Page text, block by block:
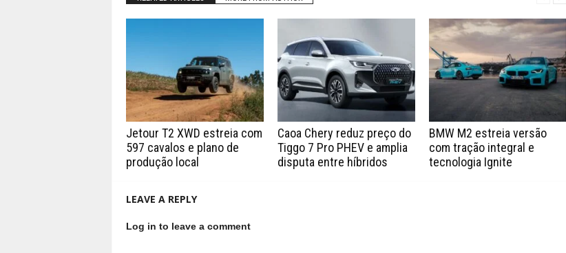
Jetour T2 XWD estreia com
597 cavalos e plano de
produção local
Caoa Chery reduz preço do
Tiggo 7 Pro PHEV e amplia
disputa entre híbridos
BMW M2 estreia versão
com tração integral e
tecnologia Ignite
LEAVE A REPLY
Log in to leave a comment